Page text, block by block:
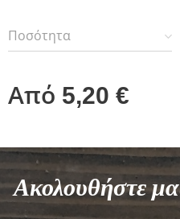
Ποσότητα
Από 5,20 €
Ακολουθήστε